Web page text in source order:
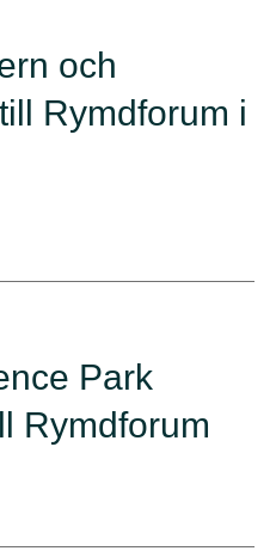
och
Rymdforum i
Park
Rymdforum